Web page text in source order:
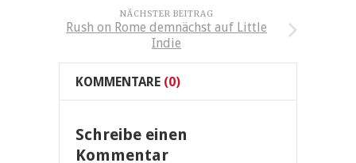
NÄCHSTER BEITRAG
Rush on Rome demnächst auf Little
Indie
KOMMENTARE (0)
Schreibe einen
Kommentar